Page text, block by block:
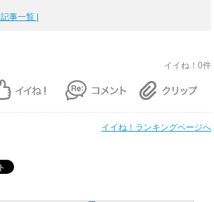
| 記事一覧 |
イイね！0件
イイね！ランキングページへ